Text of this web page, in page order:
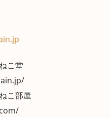
こ堂
こ部屋